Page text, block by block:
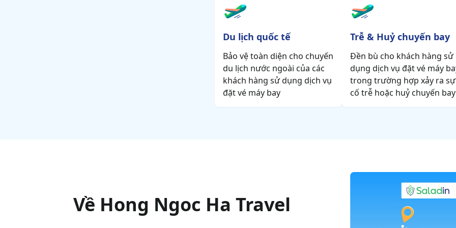
Du lịch quốc tế
Bảo vệ toàn diện cho chuyến
du lịch nước ngoài của các
khách hàng sử dụng dịch vụ
đặt vé máy bay
Trễ & Huỷ chuyến bay
Đền bù cho khách hàng sử
dụng dịch vụ đặt vé máy
trong trường hợp xảy ra sự
cố trễ hoặc huỷ chuyến bay
Về Hong Ngoc Ha Travel